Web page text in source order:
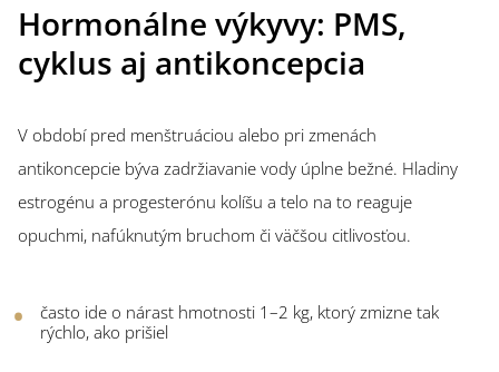
Hormonálne výkyvy: PMS,
cyklus aj antikoncepcia
V období pred menštruáciou alebo pri zmenách
antikoncepcie býva zadržiavanie vody úplne bežné. Hladiny
estrogénu a progesterónu kolíšu a telo na to reaguje
opuchmi, nafúknutým bruchom či väčšou citlivosťou.
často ide o nárast hmotnosti 1–2 kg, ktorý zmizne tak
rýchlo, ako prišiel